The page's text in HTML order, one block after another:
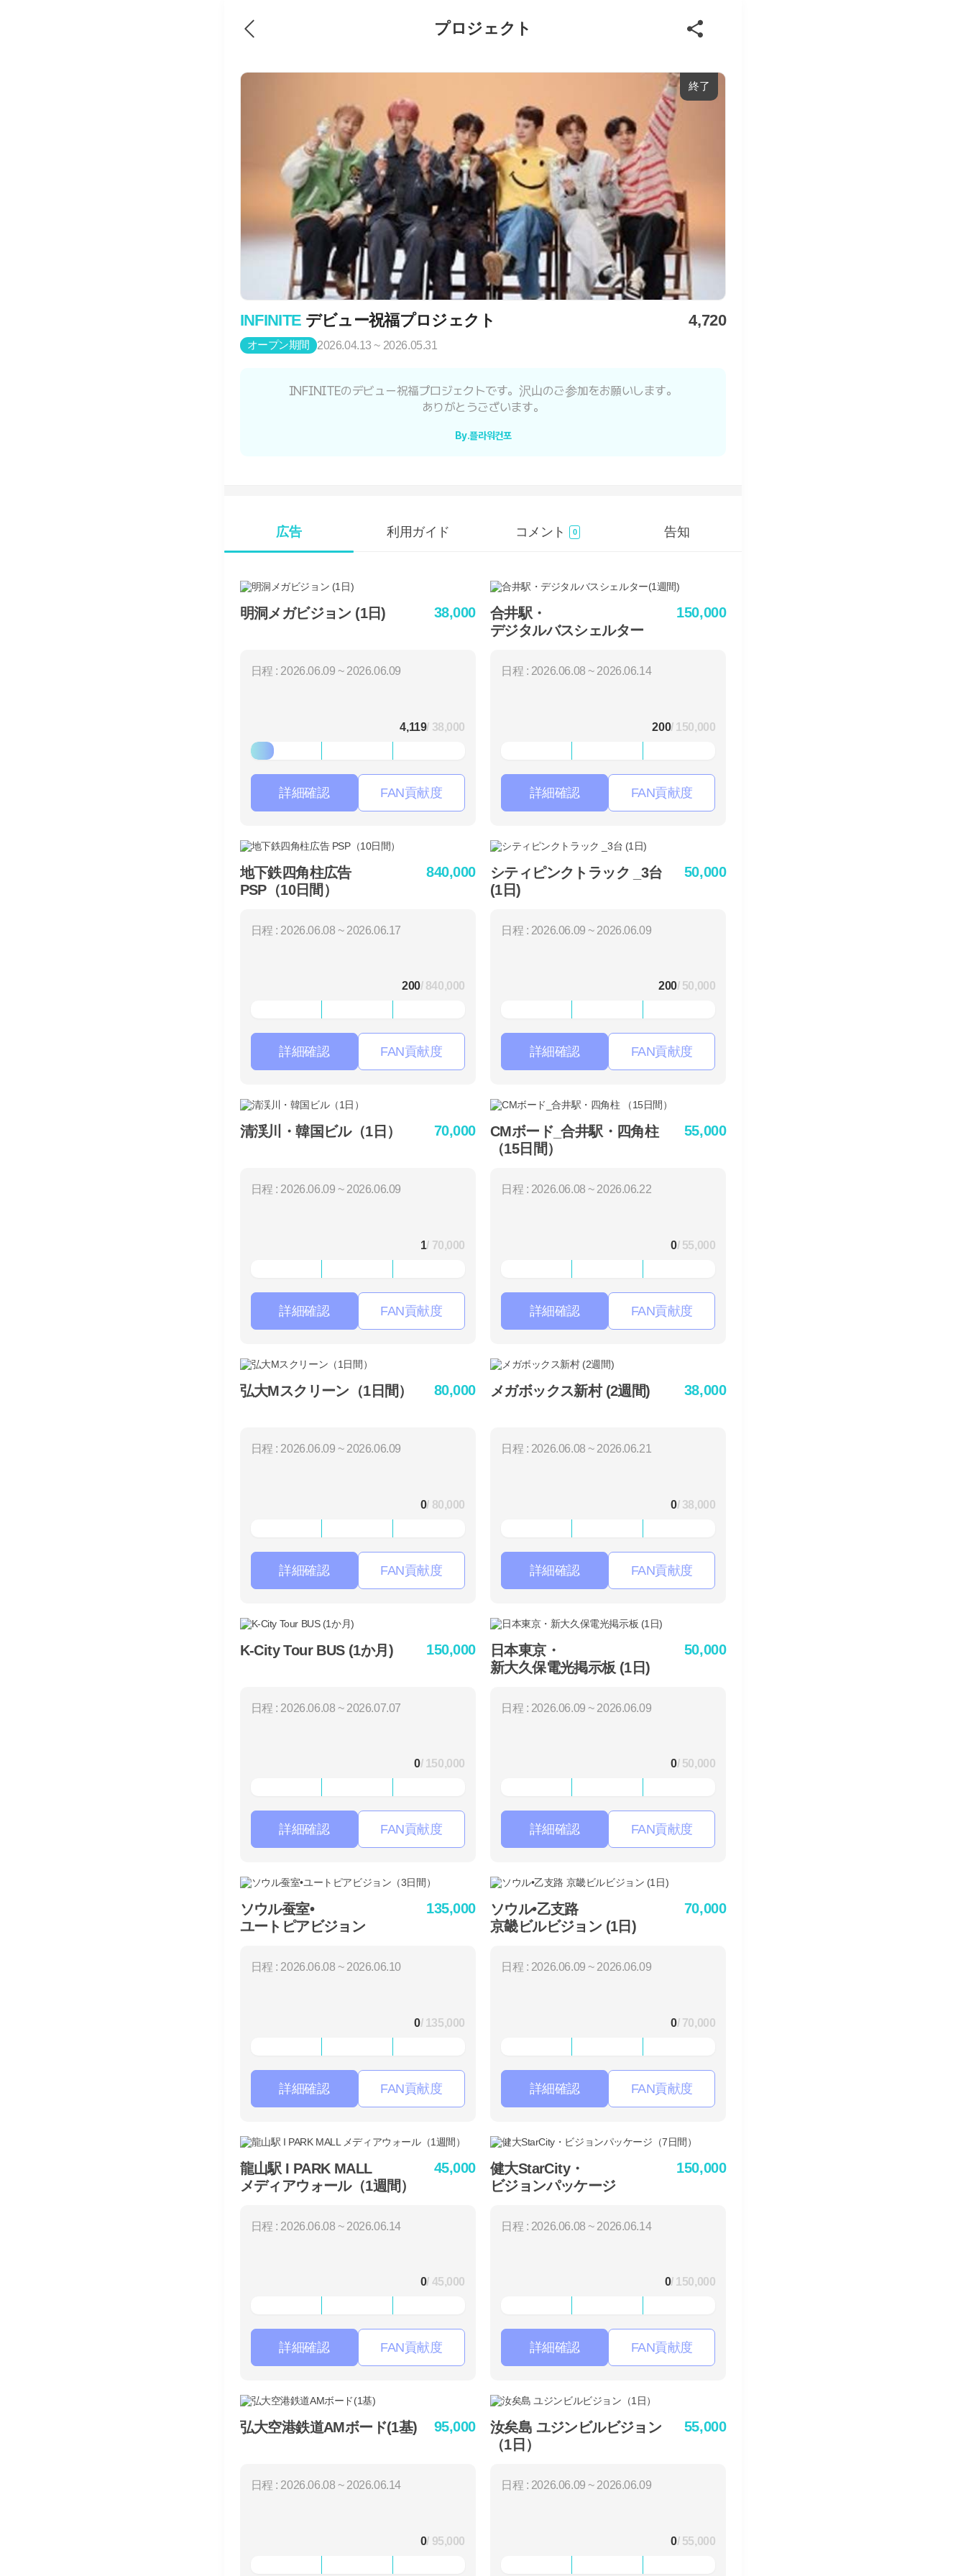
プロジェクト
終了
INFINITE デビュー祝福プロジェクト 4,720
オープン期間 2026.04.13 ~ 2026.05.31
INFINITEのデビュー祝福プロジェクトです。沢山のご参加をお願いします。
ありがとうございます。
By.플라워컨포
広告 利用ガイド コメント 0 告知
明洞メガビジョン (1日) 38,000
日程 : 2026.06.09 ~ 2026.06.09
4,119/ 38,000
詳細確認 FAN貢献度
合井駅・
デジタルバスシェルター
150,000
日程 : 2026.06.08 ~ 2026.06.14
200/ 150,000
詳細確認 FAN貢献度
地下鉄四角柱広告
PSP（10日間）
840,000
日程 : 2026.06.08 ~ 2026.06.17
200/ 840,000
詳細確認 FAN貢献度
シティピンクトラック _3台
(1日)
50,000
日程 : 2026.06.09 ~ 2026.06.09
200/ 50,000
詳細確認 FAN貢献度
清渓川・韓国ビル（1日） 70,000
日程 : 2026.06.09 ~ 2026.06.09
1/ 70,000
詳細確認 FAN貢献度
CMボード_合井駅・四角柱
（15日間）
55,000
日程 : 2026.06.08 ~ 2026.06.22
0/ 55,000
詳細確認 FAN貢献度
弘大Mスクリーン（1日間） 80,000
日程 : 2026.06.09 ~ 2026.06.09
0/ 80,000
詳細確認 FAN貢献度
メガボックス新村 (2週間) 38,000
日程 : 2026.06.08 ~ 2026.06.21
0/ 38,000
詳細確認 FAN貢献度
K-City Tour BUS (1か月) 150,000
日程 : 2026.06.08 ~ 2026.07.07
0/ 150,000
詳細確認 FAN貢献度
日本東京・
新大久保電光掲示板 (1日)
50,000
日程 : 2026.06.09 ~ 2026.06.09
0/ 50,000
詳細確認 FAN貢献度
ソウル蚕室•
ユートピアビジョン
135,000
日程 : 2026.06.08 ~ 2026.06.10
0/ 135,000
詳細確認 FAN貢献度
ソウル•乙支路
京畿ビルビジョン (1日)
70,000
日程 : 2026.06.09 ~ 2026.06.09
0/ 70,000
詳細確認 FAN貢献度
龍山駅 I PARK MALL
メディアウォール（1週間）
45,000
日程 : 2026.06.08 ~ 2026.06.14
0/ 45,000
詳細確認 FAN貢献度
健大StarCity・
ビジョンパッケージ
150,000
日程 : 2026.06.08 ~ 2026.06.14
0/ 150,000
詳細確認 FAN貢献度
弘大空港鉄道AMボード(1基) 95,000
日程 : 2026.06.08 ~ 2026.06.14
0/ 95,000
汝矣島 ユジンビルビジョン
（1日）
55,000
日程 : 2026.06.09 ~ 2026.06.09
0/ 55,000